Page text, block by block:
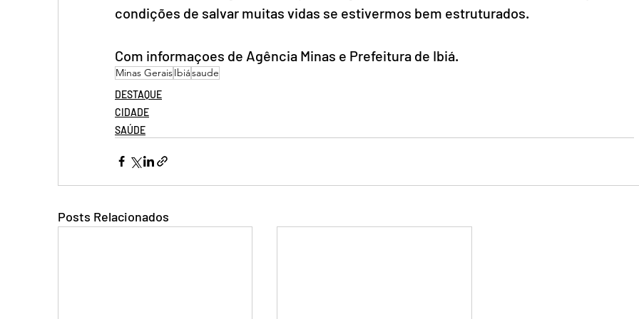
condições de salvar muitas vidas se estivermos bem estruturados.
Com informaçoes de Agência Minas e Prefeitura de Ibiá.
Minas GeraisIbiásaude
DESTAQUE
CIDADE
SAÚDE
Posts Relacionados